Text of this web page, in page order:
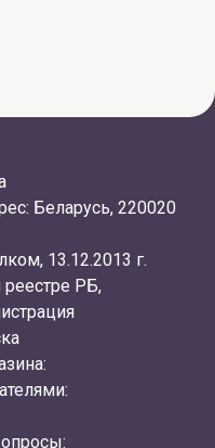
Беларусь, 220020
13.12.2013 г.
реестре РБ,